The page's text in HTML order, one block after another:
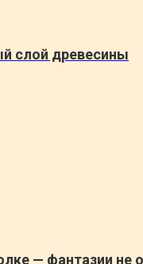
слой древесины
— фантазии не